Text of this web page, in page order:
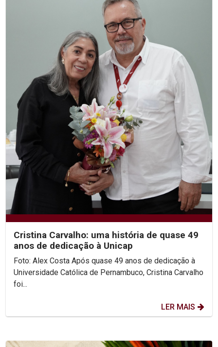
Cristina Carvalho: uma história de quase 49
anos de dedicação à Unicap
Foto: Alex Costa Após quase 49 anos de dedicação à
Universidade Católica de Pernambuco, Cristina Carvalho
foi...
LER MAIS